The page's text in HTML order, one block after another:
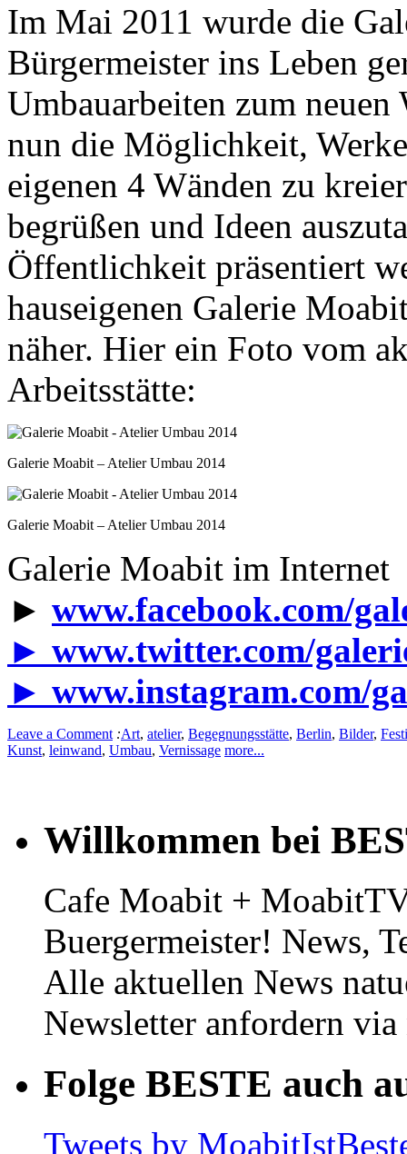
Im Mai 2011 wurde die
Bürgermeister ins Leben
Umbauarbeiten zum
nun die Möglichkeit,
eigenen 4 Wänden zu
begrüßen und Ideen
Öffentlichkeit präsentiert
hauseigenen Galerie
näher. Hier ein Foto vom
Arbeitsstätte:
Galerie Moabit – Atelier Umbau 2014
Galerie Moabit – Atelier Umbau 2014
Galerie Moabit im Internet
► www.facebook.com/
► www.twitter.com/
► www.instagram.com/
Leave a Comment :Art, atelier, Begegnungsstätte, Berlin, Bilder,
Kunst, leinwand, Umbau, Vernissage more...
Willkommen bei
Cafe Moabit +
Buergermeister! News,
Alle aktuellen News
Newsletter anfordern
Folge BESTE auch
Tweets by